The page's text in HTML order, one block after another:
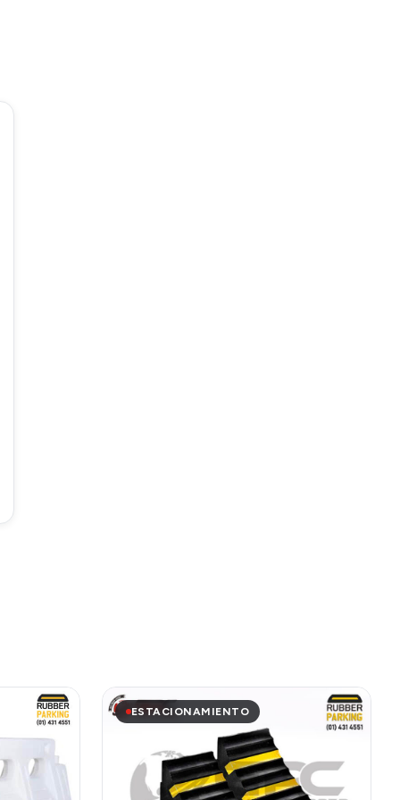
ESTACIONAMIENTO